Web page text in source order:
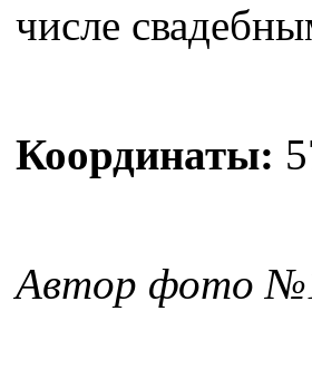
числе
Координаты:
Автор фото